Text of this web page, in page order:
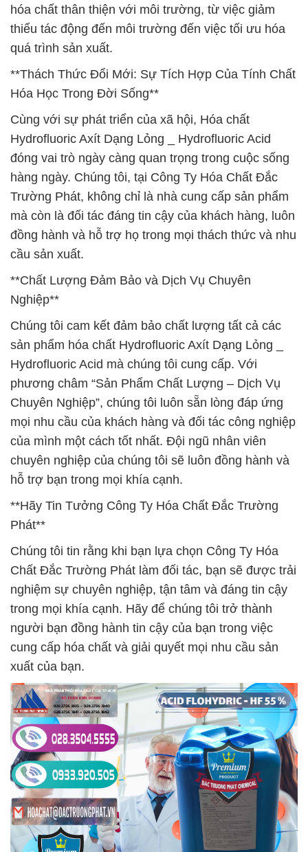
hóa chất thân thiện với môi trường, từ việc giảm
thiểu tác động đến môi trường đến việc tối ưu hóa
quá trình sản xuất.
**Thách Thức Đổi Mới: Sự Tích Hợp Của Tính Chất
Hóa Học Trong Đời Sống**
Cùng với sự phát triển của xã hội, Hóa chất
Hydrofluoric Axít Dạng Lỏng _ Hydrofluoric Acid
đóng vai trò ngày càng quan trọng trong cuộc sống
hàng ngày. Chúng tôi, tại Công Ty Hóa Chất Đắc
Trường Phát, không chỉ là nhà cung cấp sản phẩm
mà còn là đối tác đáng tin cậy của khách hàng, luôn
đồng hành và hỗ trợ họ trong mọi thách thức và nhu
cầu sản xuất.
**Chất Lượng Đảm Bảo và Dịch Vụ Chuyên
Nghiệp**
Chúng tôi cam kết đảm bảo chất lượng tất cả các
sản phẩm hóa chất Hydrofluoric Axít Dạng Lỏng _
Hydrofluoric Acid mà chúng tôi cung cấp. Với
phương châm “Sản Phẩm Chất Lượng – Dịch Vụ
Chuyên Nghiệp”, chúng tôi luôn sẵn lòng đáp ứng
mọi nhu cầu của khách hàng và đối tác công nghiệp
của mình một cách tốt nhất. Đội ngũ nhân viên
chuyên nghiệp của chúng tôi sẽ luôn đồng hành và
hỗ trợ bạn trong mọi khía cạnh.
**Hãy Tin Tưởng Công Ty Hóa Chất Đắc Trường
Phát**
Chúng tôi tin rằng khi bạn lựa chọn Công Ty Hóa
Chất Đắc Trường Phát làm đối tác, bạn sẽ được trải
nghiệm sự chuyên nghiệp, tận tâm và đáng tin cậy
trong mọi khía cạnh. Hãy để chúng tôi trở thành
người bạn đồng hành tin cậy của bạn trong việc
cung cấp hóa chất và giải quyết mọi nhu cầu sản
xuất của bạn.